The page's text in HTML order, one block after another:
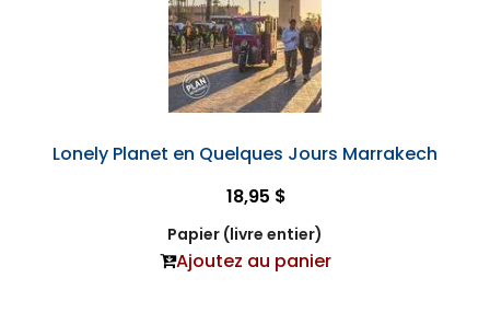
Lonely Planet en Quelques Jours Marrakech
18,95 $
Papier (livre entier)
Ajoutez au panier